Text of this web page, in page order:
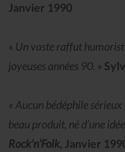
Janvier 1990
« Un vaste raffut
joyeuses années 90. »
« Aucun bédéphile
beau produit, né d’une
Rock’n’Folk, Janvier